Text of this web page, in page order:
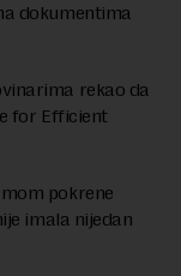
dokumentima
rekao da
for Efficient
pokrene
imala nijedan